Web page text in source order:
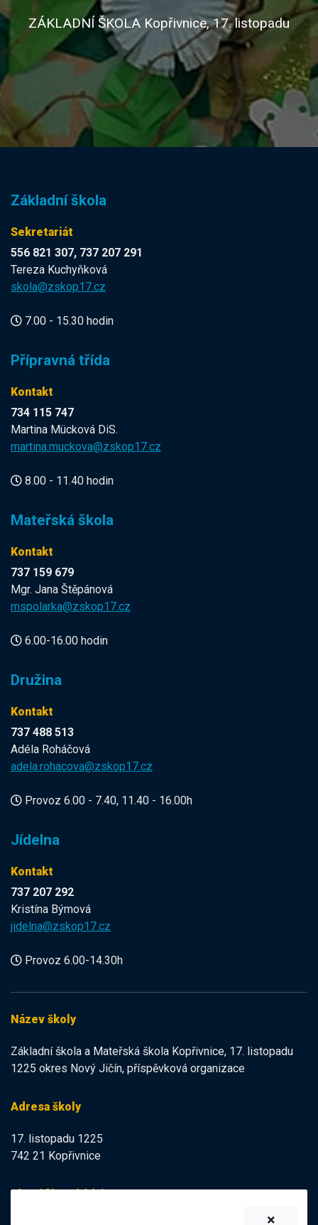
ZÁKLADNÍ ŠKOLA Kopřivnice, 17. listopadu
Základní škola
Sekretariát
556 821 307, 737 207 291
Tereza Kuchyňková
skola@zskop17.cz
7.00 - 15.30 hodin
Přípravná třída
Kontakt
734 115 747
Martina Mücková DiS.
martina.muckova@zskop17.cz
8.00 - 11.40 hodin
Mateřská škola
Kontakt
737 159 679
Mgr. Jana Štěpánová
mspolarka@zskop17.cz
6.00-16.00 hodin
Družina
Kontakt
737 488 513
Adéla Roháčová
adela.rohacova@zskop17.cz
Provoz 6.00 - 7.40, 11.40 - 16.00h
Jídelna
Kontakt
737 207 292
Kristína Býmová
jidelna@zskop17.cz
Provoz 6.00-14.30h
Název školy
Základní škola a Mateřská škola Kopřivnice, 17. listopadu
1225 okres Nový Jičín, příspěvková organizace
Adresa školy
17. listopadu 1225
742 21 Kopřivnice
Identifikační údaje